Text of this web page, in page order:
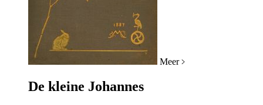
Meer
De kleine Johannes